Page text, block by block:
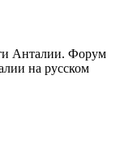
Анталии. Форум
на русском